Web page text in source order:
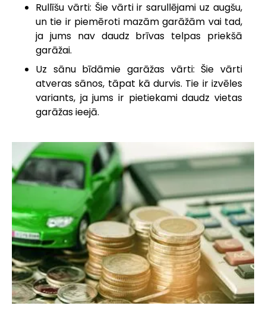
Rullīšu vārti: Šie vārti ir sarullējami uz augšu,
un tie ir piemēroti mazām garāžām vai tad,
ja jums nav daudz brīvas telpas priekšā
garāžai.
Uz sānu bīdāmie garāžas vārti: Šie vārti
atveras sānos, tāpat kā durvis. Tie ir izvēles
variants, ja jums ir pietiekami daudz vietas
garāžas ieejā.